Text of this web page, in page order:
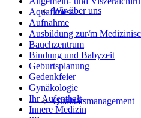
Wir über uns
Qualitätsmanagement
Aquafitness
Aufnahme
Ausbildung zur/m
Bauchzentrum
Bindung und Babyzeit
Geburtsplanung
Gedenkfeier
Gynäkologie
Ihr Aufenthalt
Innere Medizin